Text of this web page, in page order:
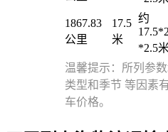
1867.83
公里
17.5
米
约
*2.5米
温馨提示：所列参
类型和季节 等因素
车价格。